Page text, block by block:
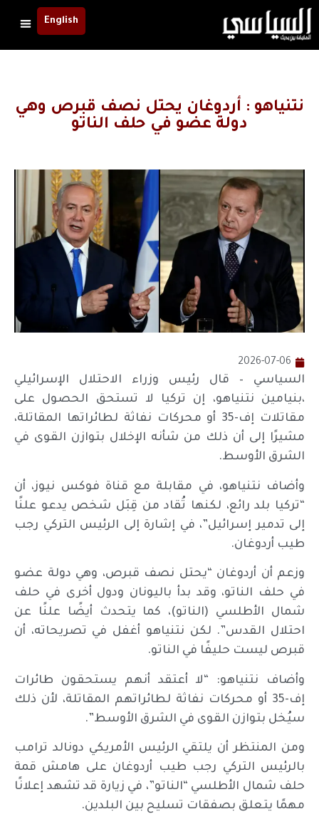
English
نتنياهو : أردوغان يحتل نصف قبرص وهي
دولة عضو في حلف الناتو
2026-07-06
السياسي – قال رئيس وزراء الاحتلال الإسرائيلي
،بنيامين نتنياهو، إن تركيا لا تستحق الحصول على
مقاتلات إف-35 أو محركات نفاثة لطائراتها المقاتلة،
مشيرًا إلى أن ذلك من شأنه الإخلال بتوازن القوى في
الشرق الأوسط.
وأضاف نتنياهو، في مقابلة مع قناة فوكس نيوز، أن
“تركيا بلد رائع، لكنها تُقاد من قِبَل شخص يدعو علنًا
إلى تدمير إسرائيل”، في إشارة إلى الرئيس التركي رجب
طيب أردوغان.
وزعم أن أردوغان “يحتل نصف قبرص، وهي دولة عضو
في حلف الناتو، وقد بدأ باليونان ودول أخرى في حلف
شمال الأطلسي (الناتو)، كما يتحدث أيضًا علنًا عن
احتلال القدس”. لكن نتنياهو أغفل في تصريحاته، أن
قبرص ليست حليفًا في الناتو.
وأضاف نتنياهو: “لا أعتقد أنهم يستحقون طائرات
إف-35 أو محركات نفاثة لطائراتهم المقاتلة، لأن ذلك
سيُخل بتوازن القوى في الشرق الأوسط”.
ومن المنتظر أن يلتقي الرئيس الأمريكي دونالد ترامب
بالرئيس التركي رجب طيب أردوغان على هامش قمة
حلف شمال الأطلسي “الناتو”، في زيارة قد تشهد إعلانًا
مهمًا يتعلق بصفقات تسليح بين البلدين.